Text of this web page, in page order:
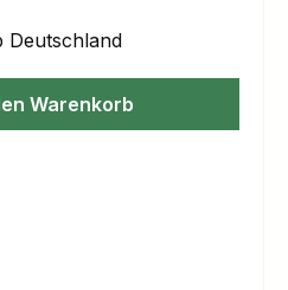
Deutschland
oder benutze die Schaltflächen
Warenkorb